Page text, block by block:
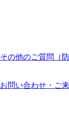
自転車ご購入に関
その他のご質問（
お問い合わせ・ご